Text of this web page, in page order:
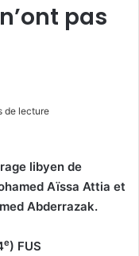
pas
de lecture
libyen de
Aïssa Attia et
Abderrazak.
e) FUS